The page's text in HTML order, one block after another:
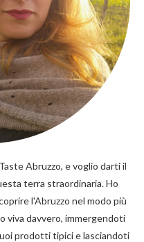
Abruzzo, e voglio darti il
terra straordinaria. Ho
l'Abruzzo nel modo più
viva davvero, immergendoti
prodotti tipici e lasciandoti